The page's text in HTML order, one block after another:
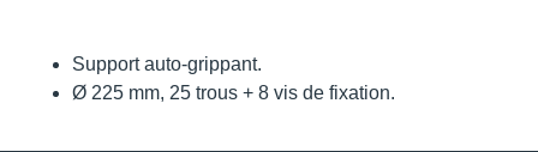
Support auto-grippant.
Ø 225 mm, 25 trous + 8 vis de fixation.